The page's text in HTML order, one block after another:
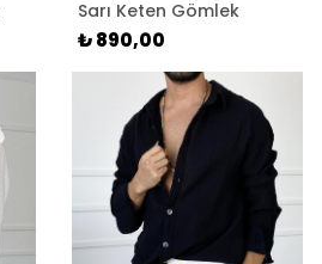
Sarı Keten Gömlek
Düğme Detaylı
₺ 890,00